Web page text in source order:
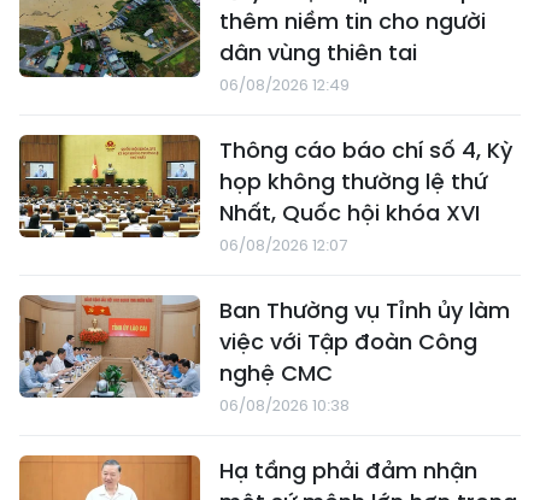
thêm niềm tin cho người
dân vùng thiên tai
06/08/2026 12:49
Thông cáo báo chí số 4, Kỳ
họp không thường lệ thứ
Nhất, Quốc hội khóa XVI
06/08/2026 12:07
Ban Thường vụ Tỉnh ủy làm
việc với Tập đoàn Công
nghệ CMC
06/08/2026 10:38
Hạ tầng phải đảm nhận